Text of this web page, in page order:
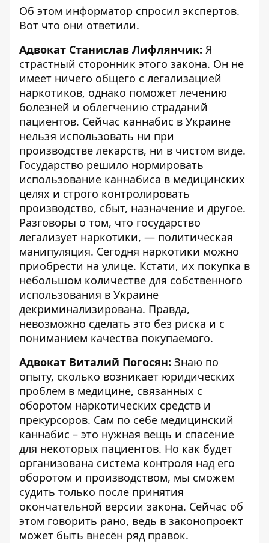
Об этом информатор спросил экспертов.
Вот что они ответили.
Адвокат Станислав Лифлянчик: Я
страстный сторонник этого закона. Он не
имеет ничего общего с легализацией
наркотиков, однако поможет лечению
болезней и облегчению страданий
пациентов. Сейчас каннабис в Украине
нельзя использовать ни при
производстве лекарств, ни в чистом виде.
Государство решило нормировать
использование каннабиса в медицинских
целях и строго контролировать
производство, сбыт, назначение и другое.
Разговоры о том, что государство
легализует наркотики, — политическая
манипуляция. Сегодня наркотики можно
приобрести на улице. Кстати, их покупка в
небольшом количестве для собственного
использования в Украине
декриминализирована. Правда,
невозможно сделать это без риска и с
пониманием качества покупаемого.
Адвокат Виталий Погосян: Знаю по
опыту, сколько возникает юридических
проблем в медицине, связанных с
оборотом наркотических средств и
прекурсоров. Сам по себе медицинский
каннабис – это нужная вещь и спасение
для некоторых пациентов. Но как будет
организована система контроля над его
оборотом и производством, мы сможем
судить только после принятия
окончательной версии закона. Сейчас об
этом говорить рано, ведь в законопроект
может быть внесён ряд правок.